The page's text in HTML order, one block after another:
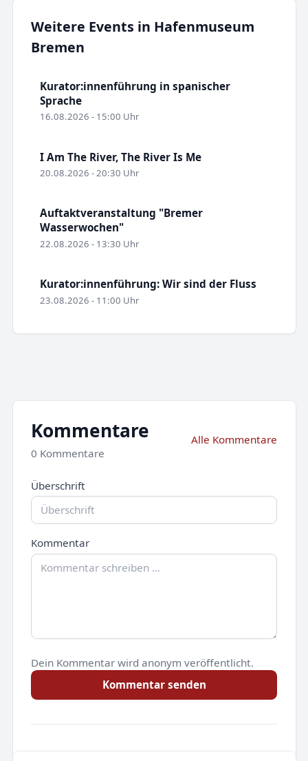
Weitere Events in Hafenmuseum
Bremen
Kurator:innenführung in spanischer
Sprache
16.08.2026 - 15:00 Uhr
I Am The River, The River Is Me
20.08.2026 - 20:30 Uhr
Auftaktveranstaltung "Bremer
Wasserwochen"
22.08.2026 - 13:30 Uhr
Kurator:innenführung: Wir sind der Fluss
23.08.2026 - 11:00 Uhr
Kommentare
0 Kommentare
Alle Kommentare
Überschrift
Kommentar
Dein Kommentar wird anonym veröffentlicht.
Kommentar senden
Noch keine Kommentare.